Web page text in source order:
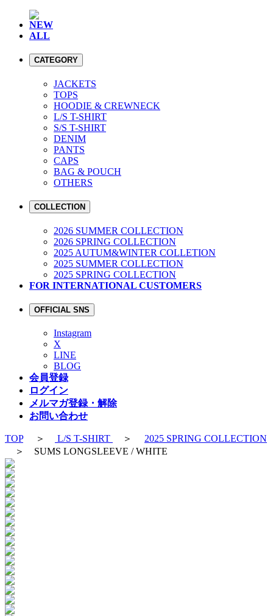
NEW
ALL
CATEGORY
JACKETS
TOPS
HOODIE & CREWNECK
L/S T-SHIRT
S/S T-SHIRT
DENIM
PANTS
CAPS
BAG & POUCH
OTHERS
COLLECTION
2026 SUMMER COLLECTION
2026 SPRING COLLECTION
2025 AUTUM&WINTER COLLETION
2025 SUMMER COLLECTION
2025 SPRING COLLECTION
FOR INTERNATIONAL CUSTOMERS
OFFICIAL SNS
Instagram
X
LINE
BLOG
会員登録
ログイン
メルマガ登録・解除
お問い合わせ
TOP＞ L/S T-SHIRT ＞ 2025 SPRING COLLECTION
＞ SUMS LONGSLEEVE / WHITE